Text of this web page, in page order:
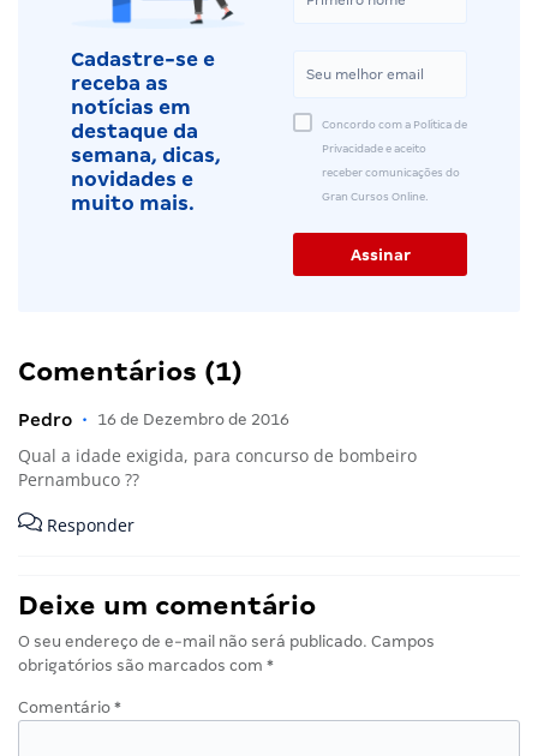
Cadastre-se e
receba as
notícias em
destaque da
semana, dicas,
novidades e
muito mais.
Concordo com a Política de
Privacidade e aceito
receber comunicações do
Gran Cursos Online.
Comentários (1)
Pedro • 16 de Dezembro de 2016
Qual a idade exigida, para concurso de bombeiro
Pernambuco ??
Responder
Deixe um comentário
O seu endereço de e-mail não será publicado. Campos
obrigatórios são marcados com *
Comentário *